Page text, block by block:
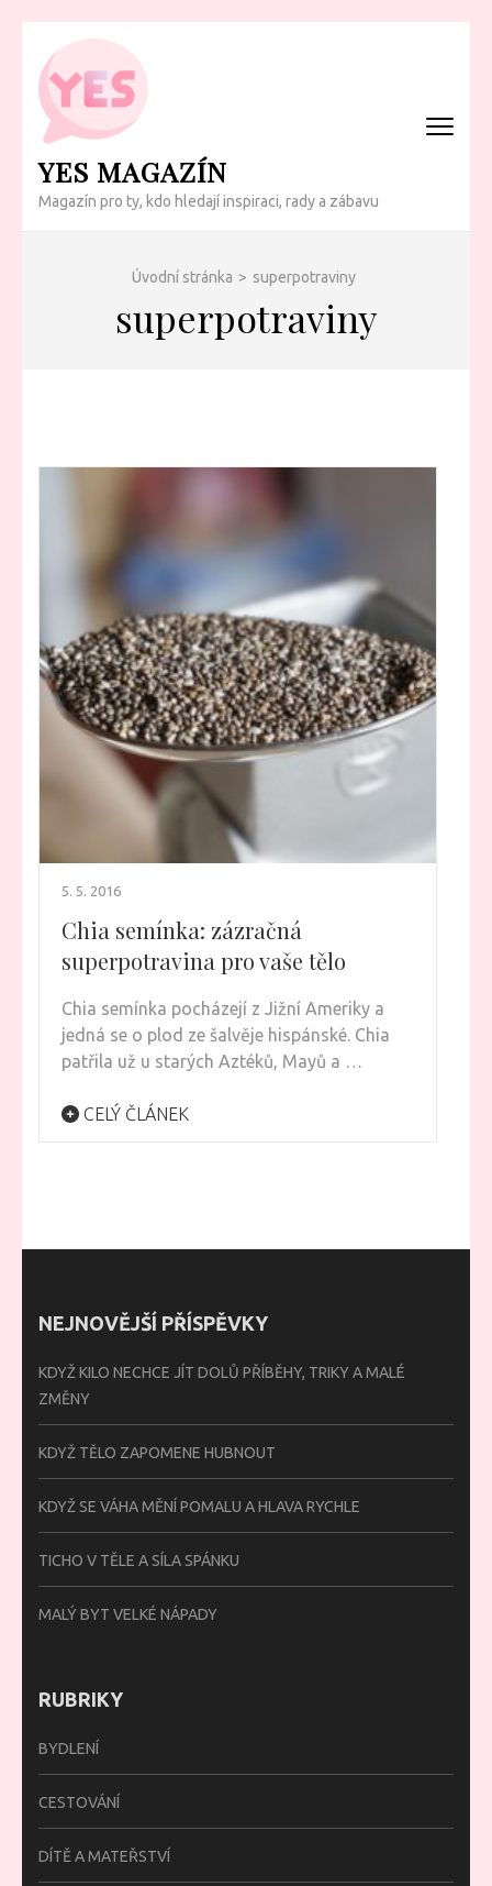
Přeskočit
obsah
(Enter)
YES MAGAZÍN
Magazín pro ty, kdo hledají inspiraci, rady a zábavu
Úvodní stránka > superpotraviny
superpotraviny
5. 5. 2016
Chia semínka: zázračná
superpotravina pro vaše tělo
Chia semínka pocházejí z Jižní Ameriky a
jedná se o plod ze šalvěje hispánské. Chia
patřila už u starých Aztéků, Mayů a …
CELÝ ČLÁNEK
NEJNOVĚJŠÍ PŘÍSPĚVKY
KDYŽ KILO NECHCE JÍT DOLŮ PŘÍBĚHY, TRIKY A MALÉ
ZMĚNY
KDYŽ TĚLO ZAPOMENE HUBNOUT
KDYŽ SE VÁHA MĚNÍ POMALU A HLAVA RYCHLE
TICHO V TĚLE A SÍLA SPÁNKU
MALÝ BYT VELKÉ NÁPADY
RUBRIKY
BYDLENÍ
CESTOVÁNÍ
DÍTĚ A MATEŘSTVÍ